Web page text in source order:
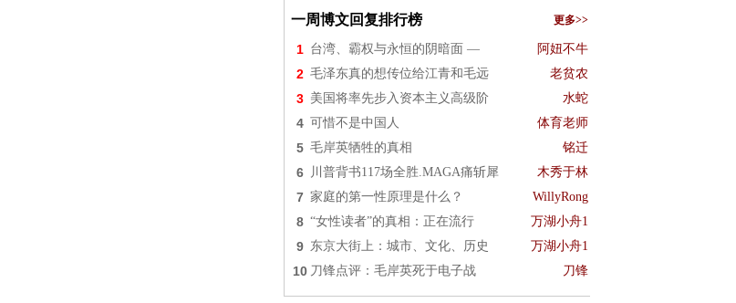
一周博文回复排行榜 更多>>
1 台湾、霸权与永恒的阴暗面 — 阿妞不牛
2 毛泽东真的想传位给江青和毛远 老贫农
3 美国将率先步入资本主义高级阶 水蛇
4 可惜不是中国人 体育老师
5 毛岸英牺牲的真相 铭迁
6 川普背书117场全胜.MAGA痛斩犀 木秀于林
7 家庭的第一性原理是什么？ WillyRong
8 “女性读者”的真相：正在流行 万湖小舟1
9 东京大街上：城市、文化、历史 万湖小舟1
10 刀锋点评：毛岸英死于电子战 刀锋